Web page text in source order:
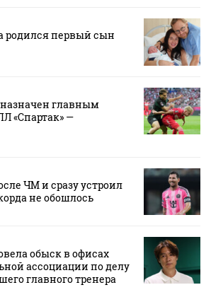
родился первый сын
главным
«Спартак» —
ЧМ и сразу устроил
не обошлось
обыск в офисах
ассоциации по делу
главного тренера